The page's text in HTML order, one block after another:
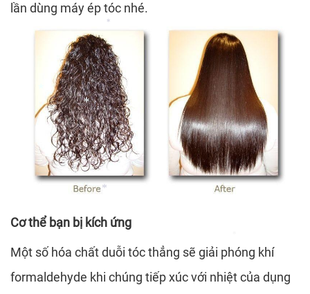
*
*
*
*
*
*
lần dùng máy ép tóc nhé.
Cơ thể bạn bị kích ứng
Một số hóa chất duỗi tóc thẳng sẽ giải phóng khí
formaldehyde khi chúng tiếp xúc với nhiệt của dụng